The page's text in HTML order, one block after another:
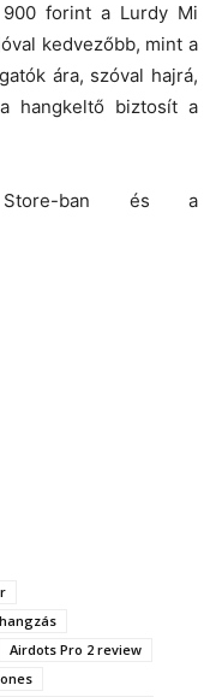
forint a Lurdy Mi
kedvezőbb, mint a
ára, szóval hajrá,
hangkeltő biztosít a
ban és a
Airdots Pro 2 review